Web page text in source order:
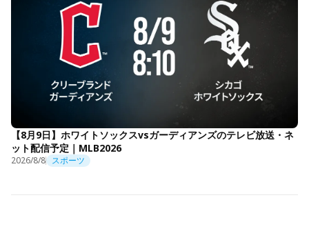
【8月9日】ホワイトソックスvsガーディアンズのテレビ放送・ネ
ット配信予定｜MLB2026
2026/8/8 スポーツ